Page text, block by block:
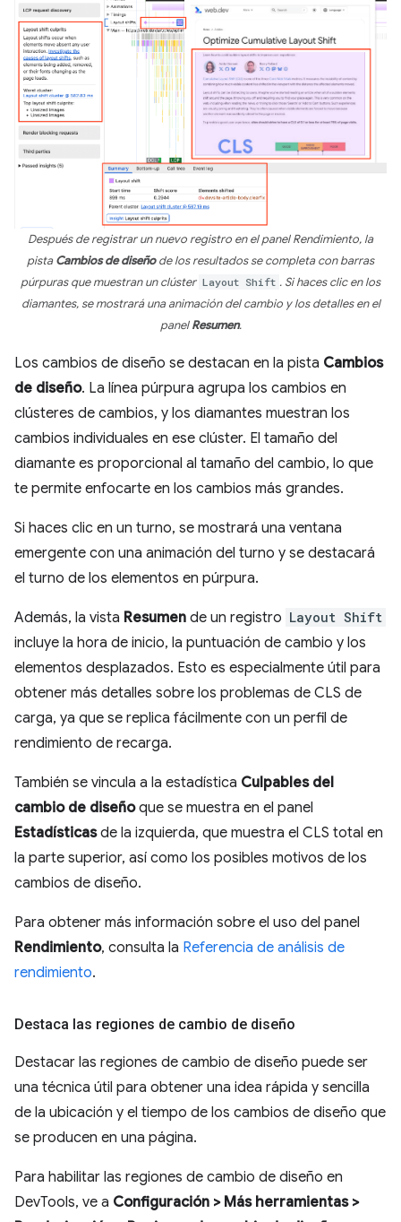
Después de registrar un nuevo registro en el panel Rendimiento, la
pistaCambios de diseñode los resultados se completa con barras
púrpuras que muestran un clúster Layout Shift . Si haces clic en los
diamantes, se mostrará una animación del cambio y los detalles en el
panelResumen.
Los cambios de diseño se destacan en la pista Cambios
de diseño. La línea púrpura agrupa los cambios en
clústeres de cambios, y los diamantes muestran los
cambios individuales en ese clúster. El tamaño del
diamante es proporcional al tamaño del cambio, lo que
te permite enfocarte en los cambios más grandes.
Si haces clic en un turno, se mostrará una ventana
emergente con una animación del turno y se destacará
el turno de los elementos en púrpura.
Además, la vista Resumen de un registro Layout Shift
incluye la hora de inicio, la puntuación de cambio y los
elementos desplazados. Esto es especialmente útil para
obtener más detalles sobre los problemas de CLS de
carga, ya que se replica fácilmente con un perfil de
rendimiento de recarga.
También se vincula a la estadística Culpables del
cambio de diseñoque se muestra en el panel
Estadísticasde la izquierda, que muestra el CLS total en
la parte superior, así como los posibles motivos de los
cambios de diseño.
Para obtener más información sobre el uso del panel
Rendimiento, consulta la Referencia de análisis de
rendimiento.
Destaca las regiones de cambio de diseño
Destacar las regiones de cambio de diseño puede ser
una técnica útil para obtener una idea rápida y sencilla
de la ubicación y el tiempo de los cambios de diseño que
se producen en una página.
Para habilitar las regiones de cambio de diseño en
DevTools, ve a Configuración > Más herramientas >